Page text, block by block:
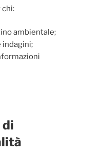
ambientale;
indagini;
di